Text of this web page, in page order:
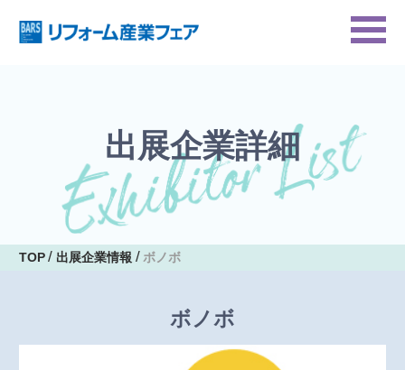
出展企業詳細
TOP 出展企業情報 ボノボ
ボノボ